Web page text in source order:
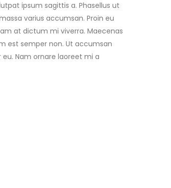
ipsum sagittis a. Phasellus ut
varius accumsan. Proin eu
at dictum mi viverra. Maecenas
est semper non. Ut accumsan
Nam ornare laoreet mi a